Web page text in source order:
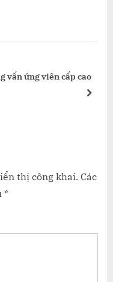
vấn ứng viên cấp cao
next
thị công khai. Các
*